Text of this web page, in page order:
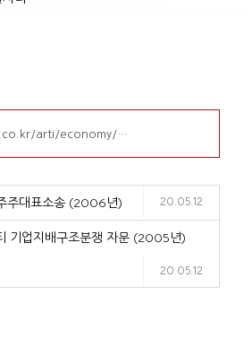
arti/economy/…
주대표소송 (2006년) 20.05.12
기업지배구조분쟁 자문 (2005년)
20.05.12